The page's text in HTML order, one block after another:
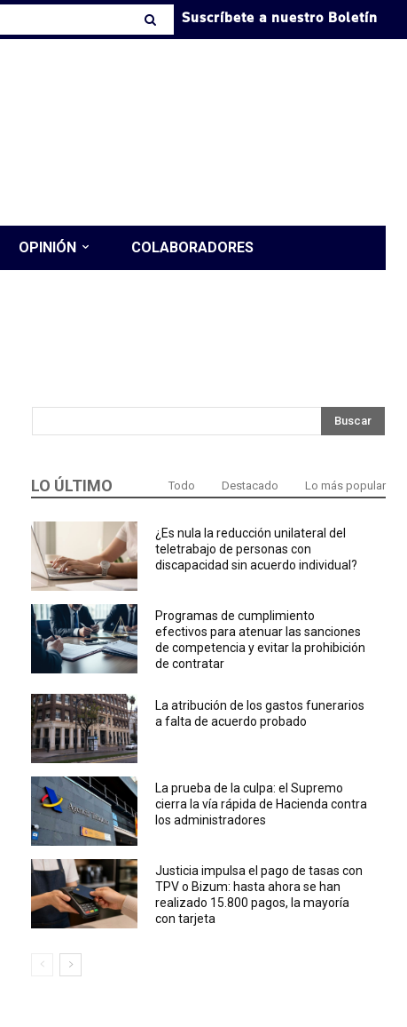
Suscríbete a nuestro Boletín
OPINIÓN COLABORADORES
Buscar
LO ÚLTIMO Todo Destacado Lo más popular
¿Es nula la reducción unilateral del
teletrabajo de personas con
discapacidad sin acuerdo individual?
Programas de cumplimiento
efectivos para atenuar las sanciones
de competencia y evitar la prohibición
de contratar
La atribución de los gastos funerarios
a falta de acuerdo probado
La prueba de la culpa: el Supremo
cierra la vía rápida de Hacienda contra
los administradores
Justicia impulsa el pago de tasas con
TPV o Bizum: hasta ahora se han
realizado 15.800 pagos, la mayoría
con tarjeta